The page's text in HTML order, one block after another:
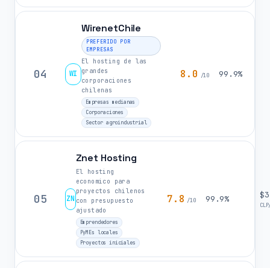
04 WI
WirenetChile
PREFERIDO POR
EMPRESAS
El hosting de las
grandes
corporaciones
chilenas
Empresas medianas
Corporaciones
Sector agroindustrial
8.0 /10 99.9%
05 ZN
Znet Hosting
El hosting
economico para
proyectos chilenos
con presupuesto
ajustado
Emprendedores
PyMEs locales
Proyectos iniciales
7.8 /10 99.9%